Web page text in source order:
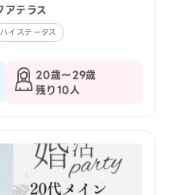
アテラス
ハイステータス
20歳〜29歳
残り10人